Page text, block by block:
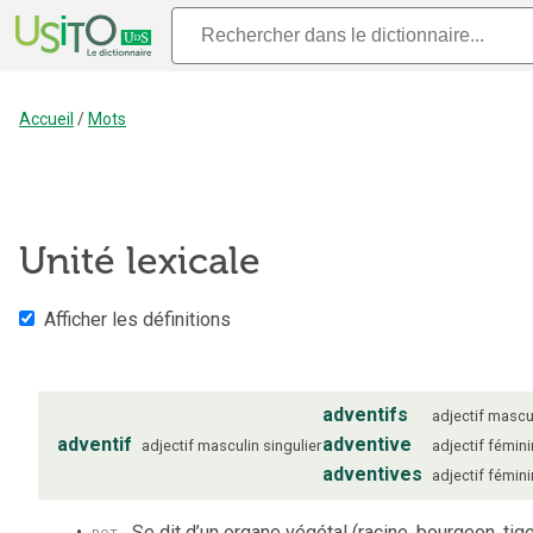
Accueil / Mots
Unité lexicale
Afficher les définitions
adventif adjectif masculin singulier
adventifs adjectif
adventive adjectif
adventives adjectif